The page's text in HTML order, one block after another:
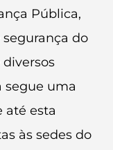
Pública,
do
segue uma
até esta
às sedes do